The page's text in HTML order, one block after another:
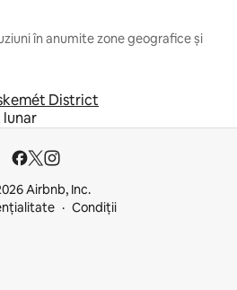
în anumite zone geografice și
District
Airbnb, Inc.
Condiții